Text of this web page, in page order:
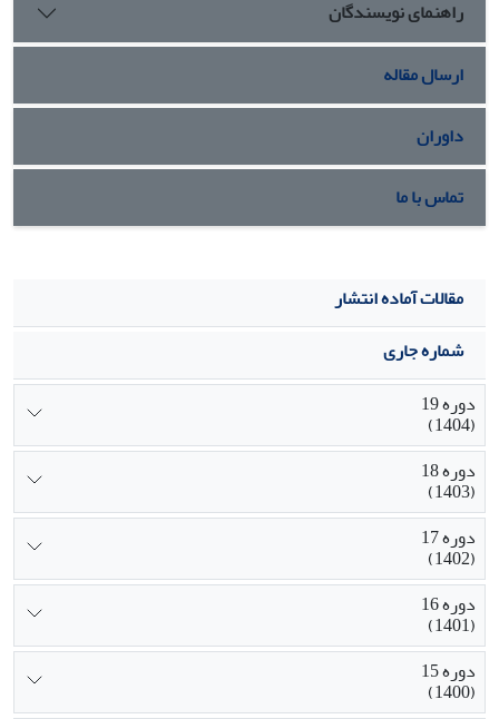
راهنمای نویسندگان
ارسال مقاله
داوران
تماس با ما
مقالات آماده انتشار
شماره جاری
دوره 19
(1404)
دوره 18
(1403)
دوره 17
(1402)
دوره 16
(1401)
دوره 15
(1400)